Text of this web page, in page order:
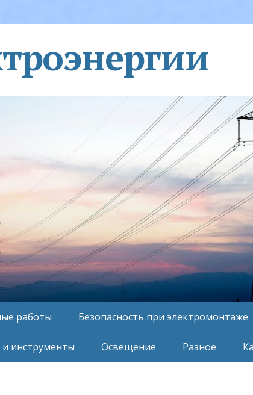
работы Безопасность при электромонтаже
инструменты Освещение Разное